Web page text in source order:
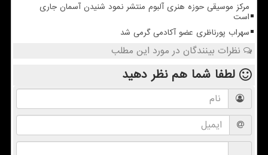
مرکز موسیقی حوزه هنری آلبوم منتشر نمود شنیدن آسمان جاری
است
سهراب پورناظری عضو آکادمی گرمی شد
نظرات بینندگان در مورد این مطلب
لطفا شما همنظر دهید